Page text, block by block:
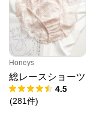
Honeys
総レースショーツ
4.5
(281件)